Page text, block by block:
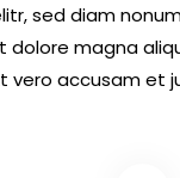
sed diam
dolore magna
vero accusam et